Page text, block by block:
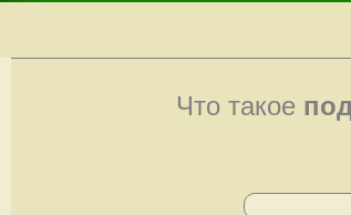
Что такое